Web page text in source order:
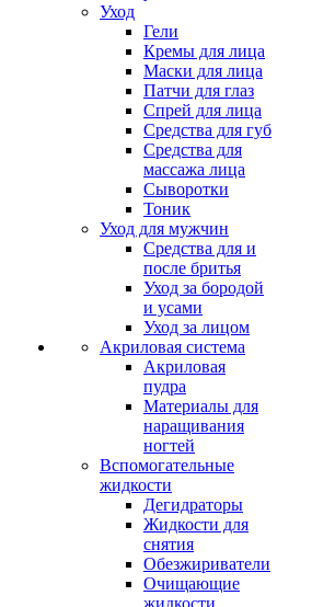
Уход
Гели
Кремы для лица
Маски для лица
Патчи для глаз
Спрей для лица
Средства для губ
Средства для
массажа лица
Сыворотки
Тоник
Уход для мужчин
Средства для и
после бритья
Уход за бородой
и усами
Уход за лицом
Акриловая система
Акриловая
пудра
Материалы для
наращивания
ногтей
Вспомогательные
жидкости
Дегидраторы
Жидкости для
снятия
Обезжириватели
Очищающие
жидкости